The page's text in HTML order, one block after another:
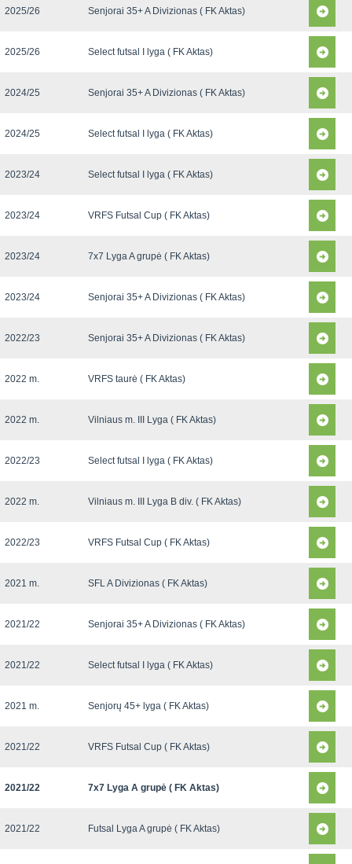
2025/26 Senjorai 35+ A Divizionas ( FK Aktas)
2025/26 Select futsal I lyga ( FK Aktas)
2024/25 Senjorai 35+ A Divizionas ( FK Aktas)
2024/25 Select futsal I lyga ( FK Aktas)
2023/24 Select futsal I lyga ( FK Aktas)
2023/24 VRFS Futsal Cup ( FK Aktas)
2023/24 7x7 Lyga A grupė ( FK Aktas)
2023/24 Senjorai 35+ A Divizionas ( FK Aktas)
2022/23 Senjorai 35+ A Divizionas ( FK Aktas)
2022 m. VRFS taurė ( FK Aktas)
2022 m. Vilniaus m. III Lyga ( FK Aktas)
2022/23 Select futsal I lyga ( FK Aktas)
2022 m. Vilniaus m. III Lyga B div. ( FK Aktas)
2022/23 VRFS Futsal Cup ( FK Aktas)
2021 m. SFL A Divizionas ( FK Aktas)
2021/22 Senjorai 35+ A Divizionas ( FK Aktas)
2021/22 Select futsal I lyga ( FK Aktas)
2021 m. Senjorų 45+ lyga ( FK Aktas)
2021/22 VRFS Futsal Cup ( FK Aktas)
2021/22 7x7 Lyga A grupė ( FK Aktas)
2021/22 Futsal Lyga A grupė ( FK Aktas)